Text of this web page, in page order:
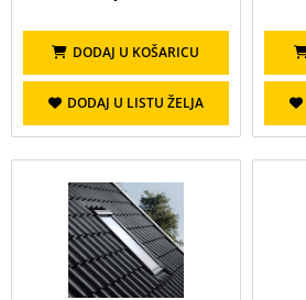
DODAJ U KOŠARICU
DODAJ U LISTU ŽELJA